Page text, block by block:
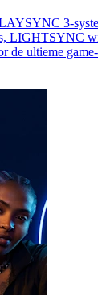
3-
LIGHTSYNC
de ultieme